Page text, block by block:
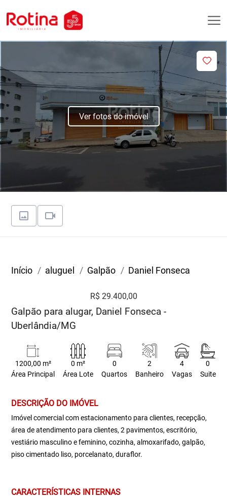
Ver fotos do imóvel
Início aluguel Galpão Daniel Fonseca
R$ 29.400,00
Galpão para alugar, Daniel Fonseca -
Uberlândia/MG
1200,00 m²
Área Principal
0 m²
Área Lote
0
Quartos
2
Banheiro
4
Vagas
0
Suite
DESCRIÇÃO DO IMÓVEL
Imóvel comercial com estacionamento para clientes, recepção,
área de atendimento para clientes, 2 pavimentos, escritório,
vestiário masculino e feminino, cozinha, almoxarifado, galpão,
piso cimentado liso, porcelanato, duraflor.
CARACTERÍSTICAS INTERNAS